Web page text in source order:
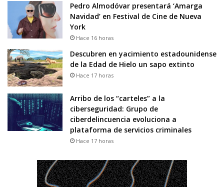
Pedro Almodóvar presentará ‘Amarga
Navidad’ en Festival de Cine de Nueva
York
Hace 16 horas
Descubren en yacimiento estadounidense
de la Edad de Hielo un sapo extinto
Hace 17 horas
Arribo de los “carteles” a la
ciberseguridad: Grupo de
ciberdelincuencia evoluciona a
plataforma de servicios criminales
Hace 17 horas